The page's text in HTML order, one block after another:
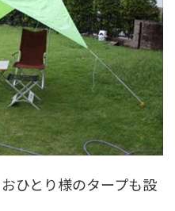
ひとり様のタープも設